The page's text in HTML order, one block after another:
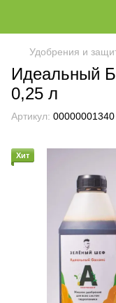
Удобрения и
Идеальный
0,25 л
Артикул: 00000001340
Хит